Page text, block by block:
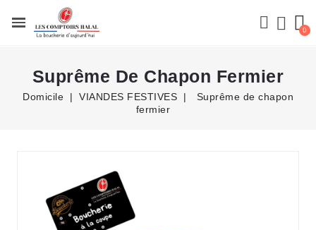
Suprême De Chapon Fermier
Domicile VIANDES FESTIVES
Suprême de chapon
fermier